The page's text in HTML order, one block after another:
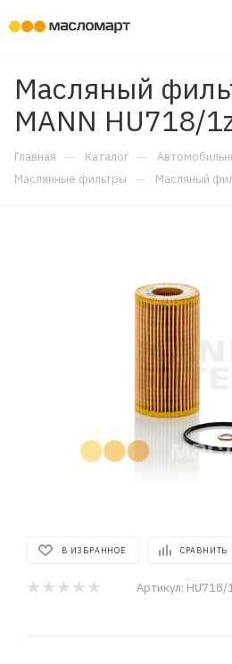
Масляный
MANN HU718/
Главная — Каталог —
Маслянные фильтры — Масляный
В ИЗБРАННОЕ СРАВНИТЬ
Артикул: HU718/